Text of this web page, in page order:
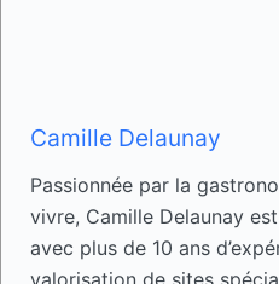
Camille Delaunay
Passionnée par la
vivre, Camille Delaunay
avec plus de 10 ans